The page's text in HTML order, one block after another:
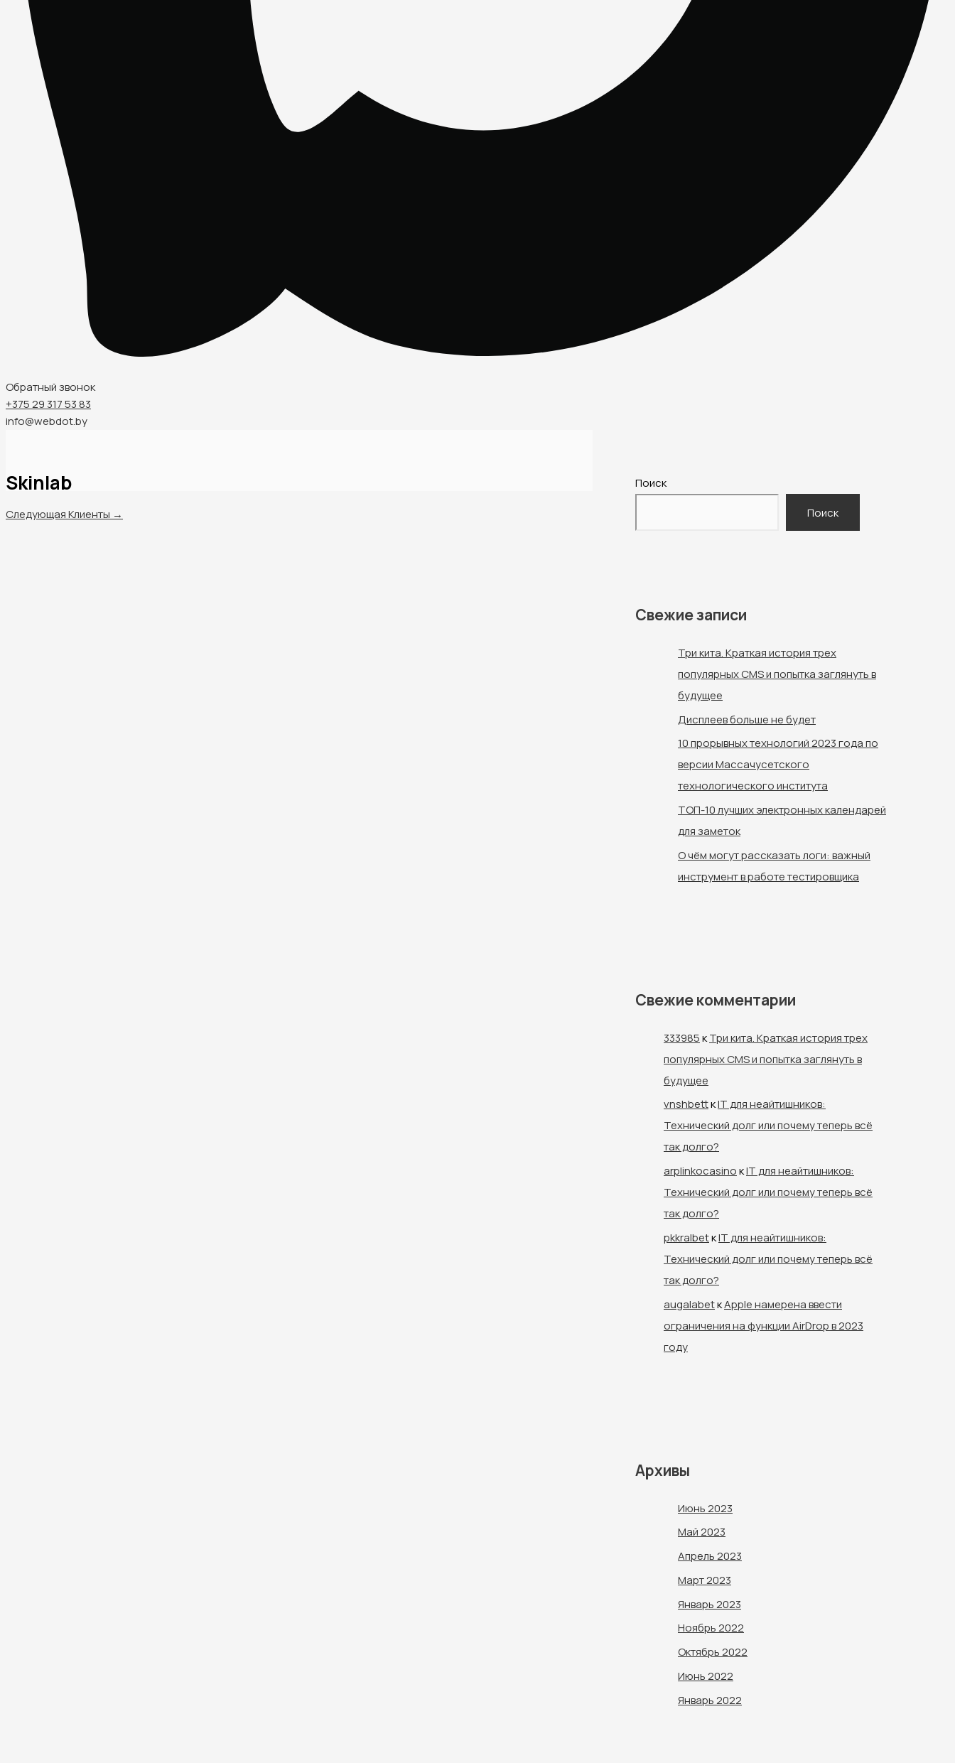
Обратный звонок
+375 29 317 53 83
info@webdot.by
Skinlab
Следующая Клиенты →
Поиск
Поиск
Свежие записи
Три кита. Краткая история трех
популярных CMS и попытка заглянуть в
будущее
Дисплеев больше не будет
10 прорывных технологий 2023 года по
версии Массачусетского
технологического института
ТОП-10 лучших электронных календарей
для заметок
О чём могут рассказать логи: важный
инструмент в работе тестировщика
Свежие комментарии
333985кТри кита. Краткая история трех
популярных CMS и попытка заглянуть в
будущее
vnshbettкIT для неайтишников:
Технический долг или почему теперь всё
так долго?
arplinkocasinoкIT для неайтишников:
Технический долг или почему теперь всё
так долго?
pkkralbetкIT для неайтишников:
Технический долг или почему теперь всё
так долго?
augalabetкApple намерена ввести
ограничения на функции AirDrop в 2023
году
Архивы
Июнь 2023
Май 2023
Апрель 2023
Март 2023
Январь 2023
Ноябрь 2022
Октябрь 2022
Июнь 2022
Январь 2022